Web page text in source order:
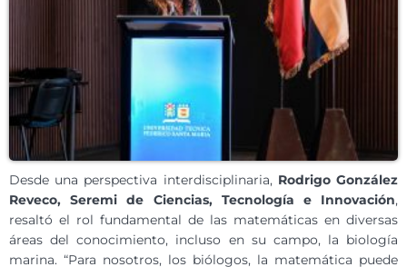
Desde una perspectiva interdisciplinaria, Rodrigo González
Reveco, Seremi de Ciencias, Tecnología e Innovación,
resaltó el rol fundamental de las matemáticas en diversas
áreas del conocimiento, incluso en su campo, la biología
marina. “Para nosotros, los biólogos, la matemática puede